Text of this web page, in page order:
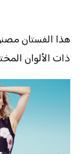
هذا الفستان
ذات الألوان